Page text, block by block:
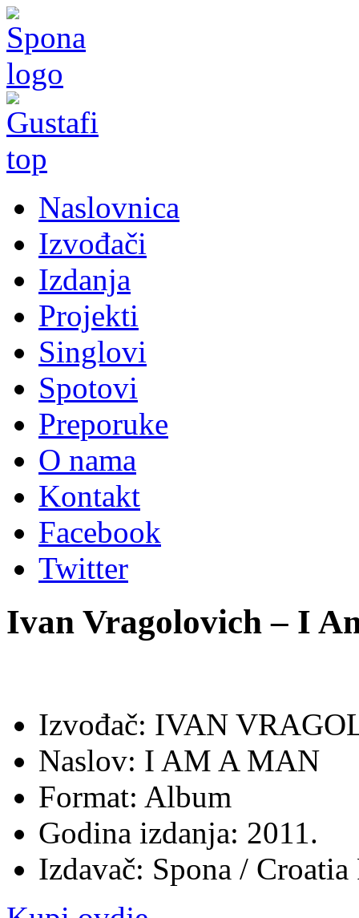
Naslovnica
Izvođači
Izdanja
Projekti
Singlovi
Spotovi
Preporuke
O nama
Kontakt
Facebook
Twitter
Ivan Vragolovich – I
Izvođač: IVAN
Naslov: I AM A MAN
Format: Album
Godina izdanja: 2011.
Izdavač: Spona / Croatia